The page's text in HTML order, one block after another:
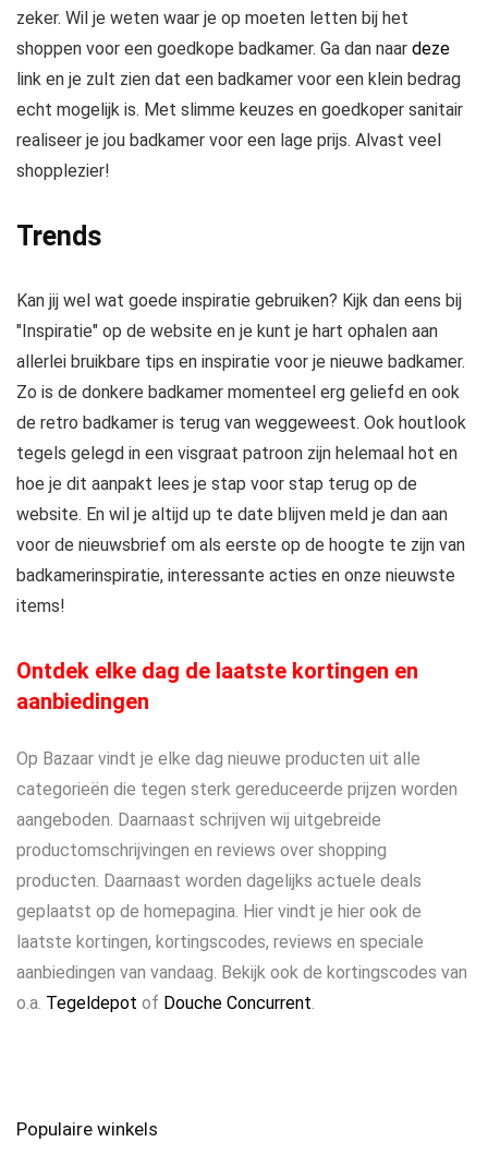
zeker. Wil je weten waar je op moeten letten bij het
shoppen voor een goedkope badkamer. Ga dan naar deze
link en je zult zien dat een badkamer voor een klein bedrag
echt mogelijk is. Met slimme keuzes en goedkoper sanitair
realiseer je jou badkamer voor een lage prijs. Alvast veel
shopplezier!
Trends
Kan jij wel wat goede inspiratie gebruiken? Kijk dan eens bij
"Inspiratie" op de website en je kunt je hart ophalen aan
allerlei bruikbare tips en inspiratie voor je nieuwe badkamer.
Zo is de donkere badkamer momenteel erg geliefd en ook
de retro badkamer is terug van weggeweest. Ook houtlook
tegels gelegd in een visgraat patroon zijn helemaal hot en
hoe je dit aanpakt lees je stap voor stap terug op de
website. En wil je altijd up te date blijven meld je dan aan
voor de nieuwsbrief om als eerste op de hoogte te zijn van
badkamerinspiratie, interessante acties en onze nieuwste
items!
Ontdek elke dag de laatste kortingen en
aanbiedingen
Op Bazaar vindt je elke dag nieuwe producten uit alle
categorieën die tegen sterk gereduceerde prijzen worden
aangeboden. Daarnaast schrijven wij uitgebreide
productomschrijvingen en reviews over shopping
producten. Daarnaast worden dagelijks actuele deals
geplaatst op de homepagina. Hier vindt je hier ook de
laatste kortingen, kortingscodes, reviews en speciale
aanbiedingen van vandaag. Bekijk ook de kortingscodes van
o.a. Tegeldepot of Douche Concurrent.
Populaire winkels